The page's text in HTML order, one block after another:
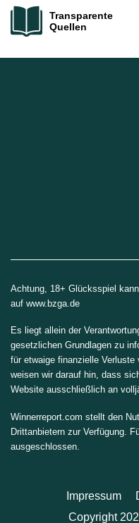
Transparente
Quellen
Achtung, 18+ Glücksspiel
auf www.bzga.de
Es liegt allein der
gesetzlichen Grundlagen zu
für etwaige finanzielle
weisen wir darauf hin, dass
Website ausschließlich an
Winnerreport.com stellt den
Drittanbietern zur Verfügung.
ausgeschlossen.
Impressum
Copyright